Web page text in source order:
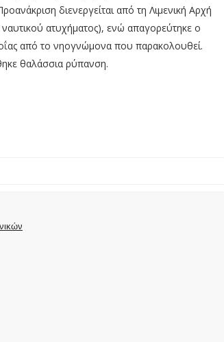
διενεργείται από τη Λιμενική Αρχή
ατυχήματος), ενώ απαγορεύτηκε ο
από το νηογνώμονα που παρακολουθεί.
θαλάσσια ρύπανση.